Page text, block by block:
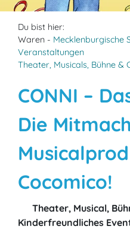
Du bist hier:
Waren - Mecklenburgische
Veranstaltungen
Theater, Musicals, Bühne &
CONNI –
Die
Cocomico!
Theater, Musical,
Kinderfreundliches